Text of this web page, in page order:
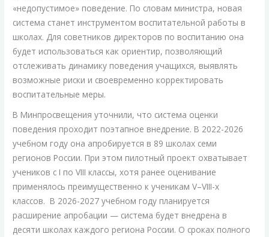
«недопустимое» поведение. По словам министра, новая
система станет инструментом воспитательной работы в
школах. Для советников директоров по воспитанию она
будет использоваться как ориентир, позволяющий
отслеживать динамику поведения учащихся, выявлять
возможные риски и своевременно корректировать
воспитательные меры.
В Минпросвещения уточнили, что система оценки
поведения проходит поэтапное внедрение. В 2022-2026
учебном году она апробируется в 89 школах семи
регионов России. При этом пилотный проект охватывает
учеников с I по VIII классы, хотя ранее оценивание
применялось преимущественно к ученикам V–VIII-х
классов. В 2026-2027 учебном году планируется
расширение апробации — система будет внедрена в
десяти школах каждого региона России. О сроках полного